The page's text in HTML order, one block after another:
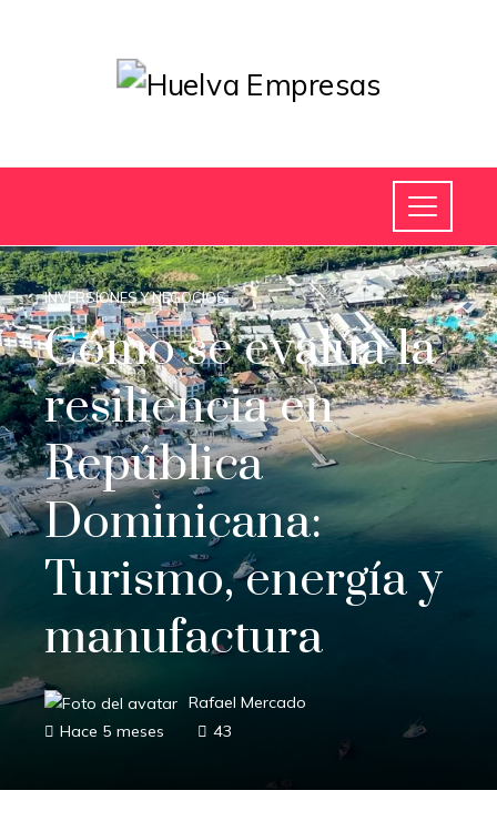
INVERSIONES Y NEGOCIOS
Cómo se evalúa la
resiliencia en
República
Dominicana:
Turismo, energía y
manufactura
Rafael Mercado
Hace 5 meses
43